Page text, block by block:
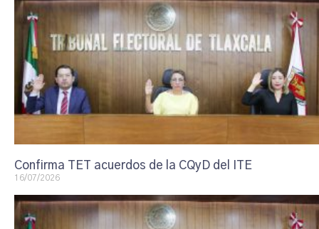
Confirma TET acuerdos de la CQyD del ITE
16/07/2026